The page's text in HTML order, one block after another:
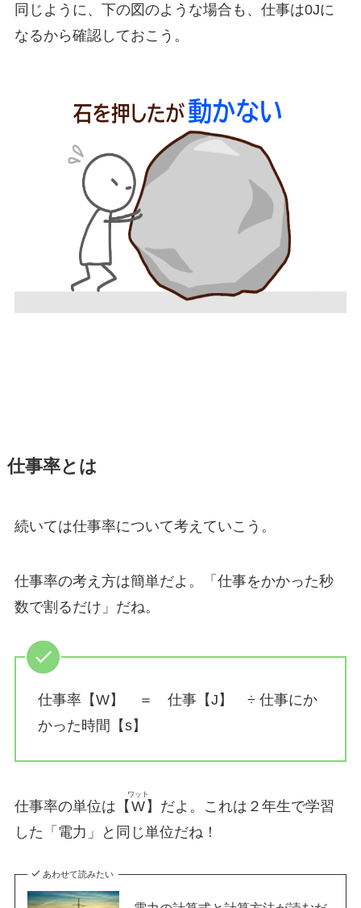
同じように、下の図のような場合も、仕事は0Jに
なるから確認しておこう。
仕事率とは
続いては仕事率について考えていこう。
仕事率の考え方は簡単だよ。「仕事をかかった秒
数で割るだけ」だね。
仕事率【W】 ＝ 仕事【J】 ÷ 仕事にか
かった時間【s】
仕事率の単位は【 W
ワット
】だよ。これは２年生で学習
した「電力」と同じ単位だね！
あわせて読みたい